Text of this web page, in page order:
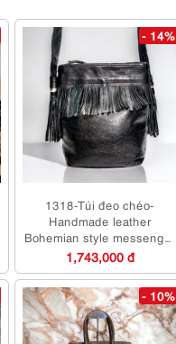
- 14%
1318-Túi đeo chéo-
Handmade leather
Bohemian style messenger
bag-Đã sử dụng/Khá sạch
1,743,000 đ
- 10%